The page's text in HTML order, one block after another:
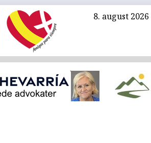
8. august 2026